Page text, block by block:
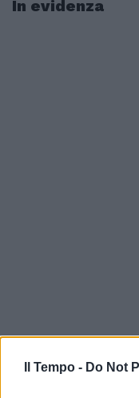
Il Tempo - Do Not
In evidenza